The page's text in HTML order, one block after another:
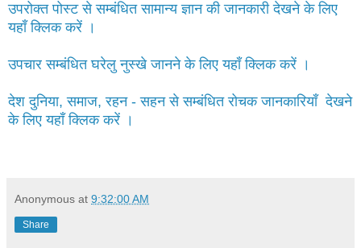
उपरोक्त पोस्ट से सम्बंधित सामान्य ज्ञान की जानकारी देखने के लिए
यहाँ क्लिक करें ।
उपचार सम्बंधित घरेलु नुस्खे जानने के लिए यहाँ क्लिक करें ।
देश दुनिया, समाज, रहन - सहन से सम्बंधित रोचक जानकारियाँ देखने
के लिए यहाँ क्लिक करें ।
Anonymous at 9:32:00 AM
Share